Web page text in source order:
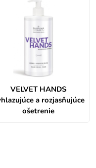
VELVET HANDS
a rozjasňujúce
ošetrenie